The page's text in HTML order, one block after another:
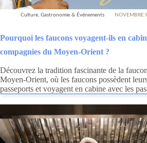
Culture, Gastronomie & Événements NOVEMBRE
Pourquoi les faucons voyagent-ils en
compagnies du Moyen-Orient ?
Découvrez la tradition fascinante de la
Moyen-Orient, où les faucons possèdent
passeports et voyagent en cabine avec les